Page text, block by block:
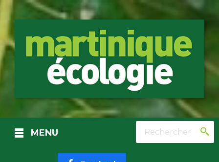
MENU Rechercher